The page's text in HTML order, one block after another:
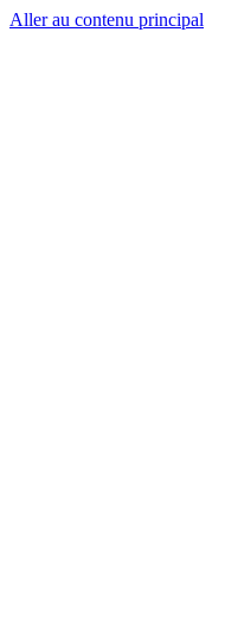
Aller au contenu principal